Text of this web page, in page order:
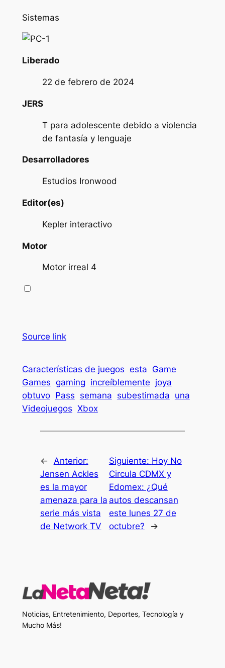
Sistemas
Liberado
22 de febrero de 2024
JERS
T para adolescente debido a violencia
de fantasía y lenguaje
Desarrolladores
Estudios Ironwood
Editor(es)
Kepler interactivo
Motor
Motor irreal 4
Source link
Características de juegos esta Game
Games gaming increíblemente joya
obtuvo Pass semana subestimada una
Videojuegos Xbox
←
Anterior:
Jensen Ackles
es la mayor
amenaza para la
serie más vista
de Network TV
Siguiente: Hoy No
Circula CDMX y
Edomex: ¿Qué
autos descansan
este lunes 27 de
octubre?
→
Noticias, Entretenimiento, Deportes, Tecnología y
Mucho Más!